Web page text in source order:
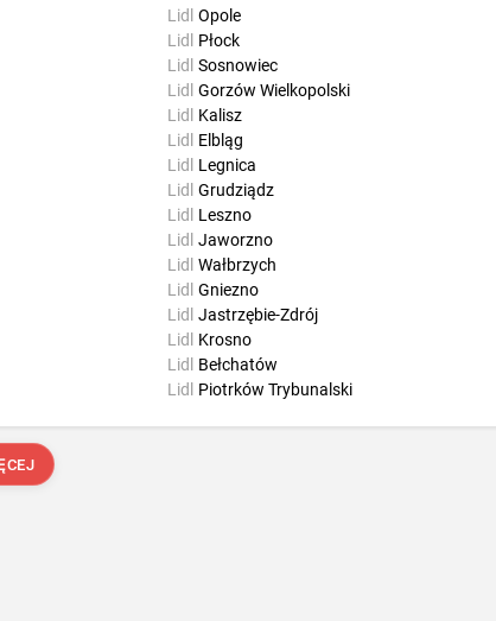
Lidl Opole
Lidl Płock
Lidl Sosnowiec
Lidl Gorzów Wielkopolski
Lidl Kalisz
Lidl Elbląg
Lidl Legnica
Lidl Grudziądz
Lidl Leszno
Lidl Jaworzno
Lidl Wałbrzych
Lidl Gniezno
Lidl Jastrzębie-Zdrój
Lidl Krosno
Lidl Bełchatów
Lidl Piotrków Trybunalski